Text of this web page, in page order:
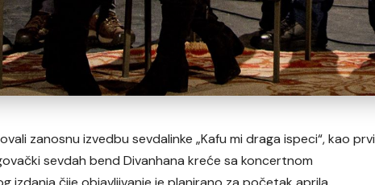
zanosnu izvedbu sevdalinke „Kafu mi draga ispeci“, kao prvi
sevdah bend Divanhana kreće sa koncertnom